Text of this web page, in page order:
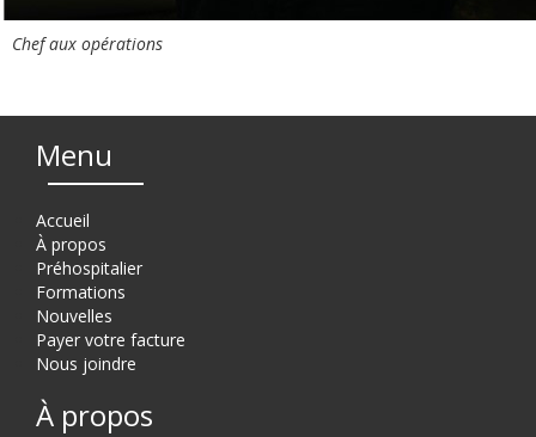
Chef aux opérations
Menu
Accueil
À propos
Préhospitalier
Formations
Nouvelles
Payer votre facture
Nous joindre
À propos